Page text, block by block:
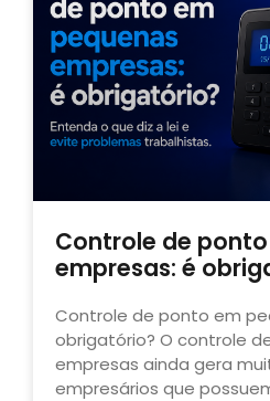
Controle de
empresas: é
Controle de ponto em
obrigatório? O controle
empresas ainda gera
empresários que